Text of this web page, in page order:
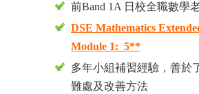
前Band 1A 日校全職數學
DSE Mathematics
Module 1: 5**
多年小組補習經驗，善於
難處及改善方法